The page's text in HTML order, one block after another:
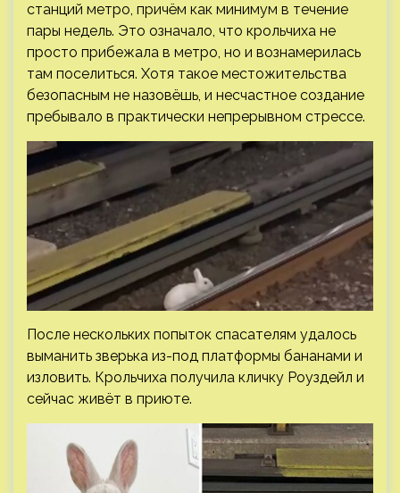
станций метро, причём как минимум в течение
пары недель. Это означало, что крольчиха не
просто прибежала в метро, но и вознамерилась
там поселиться. Хотя такое местожительства
безопасным не назовёшь, и несчастное создание
пребывало в практически непрерывном стрессе.
После нескольких попыток спасателям удалось
выманить зверька из-под платформы бананами и
изловить. Крольчиха получила кличку Роуздейл и
сейчас живёт в приюте.